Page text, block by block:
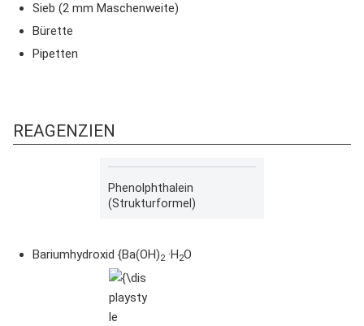
Sieb (2 mm Maschenweite)
Bürette
Pipetten
REAGENZIEN
Phenolphthalein
(Strukturformel)
Bariumhydroxid {Ba(OH)2 ·H 2O
{\displaystyle
\mathrm{BaCl_2}}